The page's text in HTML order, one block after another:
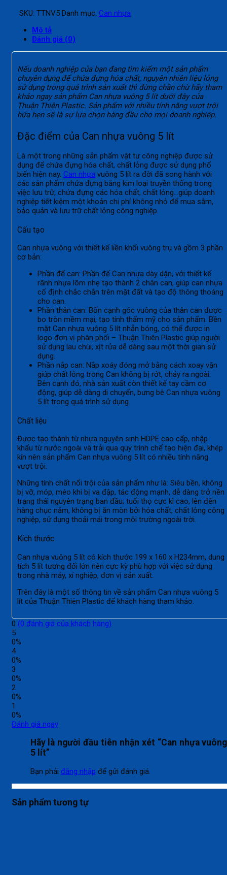
SKU: TTNV5 Danh mục: Can nhựa
Mô tả
Đánh giá (0)
Nếu doanh nghiệp của bạn đang tìm kiếm một sản phẩm
chuyên dụng để chứa đựng hóa chất, nguyên nhiên liệu lỏng
sử dụng trong quá trình sản xuất thì đừng chần chừ hãy tham
khảo ngay sản phẩm Can nhựa vuông 5 lít dưới đây của
Thuận Thiên Plastic. Sản phẩm với nhiều tính năng vượt trội
hứa hẹn sẽ là sự lựa chọn hàng đầu cho mọi doanh nghiệp.
Đặc điểm của Can nhựa vuông 5 lít
Là một trong những sản phẩm vật tư công nghiệp được sử
dụng để chứa đựng hóa chất, chất lỏng được sử dụng phổ
biến hiện nay. Can nhựa vuông 5 lít ra đời đã song hành với
các sản phẩm chứa đựng bằng kim loại truyền thống trong
việc lưu trữ, chứa đựng các hóa chất, chất lỏng…giúp doanh
nghiệp tiết kiệm một khoản chi phí không nhỏ để mua sắm,
bảo quản và lưu trữ chất lỏng công nghiệp.
Cấu tạo
Can nhựa vuông với thiết kế liền khối vuông trụ và gồm 3 phần
cơ bản:
Phần đế can: Phần đế Can nhựa dày dặn, với thiết kế
rãnh nhựa lõm nhẹ tạo thành 2 chân can, giúp can nhựa
cố định chắc chắn trên mặt đất và tạo độ thông thoáng
cho can.
Phần thân can: Bốn cạnh góc vuông của thân can được
bo tròn mềm mại, tạo tính thẩm mỹ cho sản phẩm. Bền
mặt Can nhựa vuông 5 lít nhẵn bóng, có thể được in
logo đơn vị phân phối – Thuận Thiên Plastic giúp người
sử dụng lau chùi, xịt rửa dễ dàng sau một thời gian sử
dụng.
Phần nắp can: Nắp xoáy đóng mở bằng cách xoay vặn
giúp chất lỏng trong Can không bị rớt, chảy ra ngoài.
Bên cạnh đó, nhà sản xuất còn thiết kế tay cầm cơ
động, giúp dễ dàng di chuyển, bưng bê Can nhựa vuông
5 lít trong quá trình sử dụng.
Chất liệu
Được tạo thành từ nhựa nguyên sinh HDPE cao cấp, nhập
khẩu từ nước ngoài và trải qua quy trình chế tạo hiện đại, khép
kín nên sản phẩm Can nhựa vuông 5 lít có nhiều tính năng
vượt trội.
Những tính chất nổi trội của sản phẩm như là: Siêu bền, không
bị vỡ, móp, méo khi bị va đập, tác động mạnh, dễ dàng trở nền
trạng thái nguyên trạng ban đầu; tuổi thọ cực kì cao, lên đến
hàng chục năm, không bị ăn mòn bởi hóa chất, chất lỏng công
nghiệp, sử dụng thoải mái trong môi trường ngoài trời.
Kích thước
Can nhựa vuông 5 lít có kích thước 199 x 160 x H234mm, dung
tích 5 lít tương đối lớn nên cực kỳ phù hợp với việc sử dụng
trong nhà máy, xí nghiệp, đơn vị sản xuất.
Trên đây là một số thông tin về sản phẩm Can nhựa vuông 5
lít của Thuận Thiên Plastic để khách hàng tham khảo.
0 (0 đánh giá của khách hàng)
5
0%
4
0%
3
0%
2
0%
1
0%
Đánh giá ngay
Hãy là người đầu tiên nhận xét “Can nhựa vuông
5 lít”
Bạn phải đăng nhập để gửi đánh giá.
Sản phẩm tương tự